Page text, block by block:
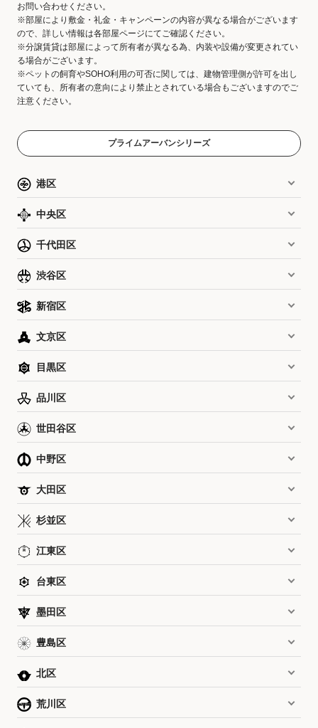
お問い合わせください。
※部屋により敷金・礼金・キャンペーンの内容が異なる場合がございます
ので、詳しい情報は各部屋ページにてご確認ください。
※分譲賃貸は部屋によって所有者が異なる為、内装や設備が変更されてい
る場合がございます。
※ペットの飼育やSOHO利用の可否に関しては、建物管理側が許可を出し
ていても、所有者の意向により禁止とされている場合もございますのでご
注意ください。
プライムアーバンシリーズ
港区
中央区
千代田区
渋谷区
新宿区
文京区
目黒区
品川区
世田谷区
中野区
大田区
杉並区
江東区
台東区
墨田区
豊島区
北区
荒川区